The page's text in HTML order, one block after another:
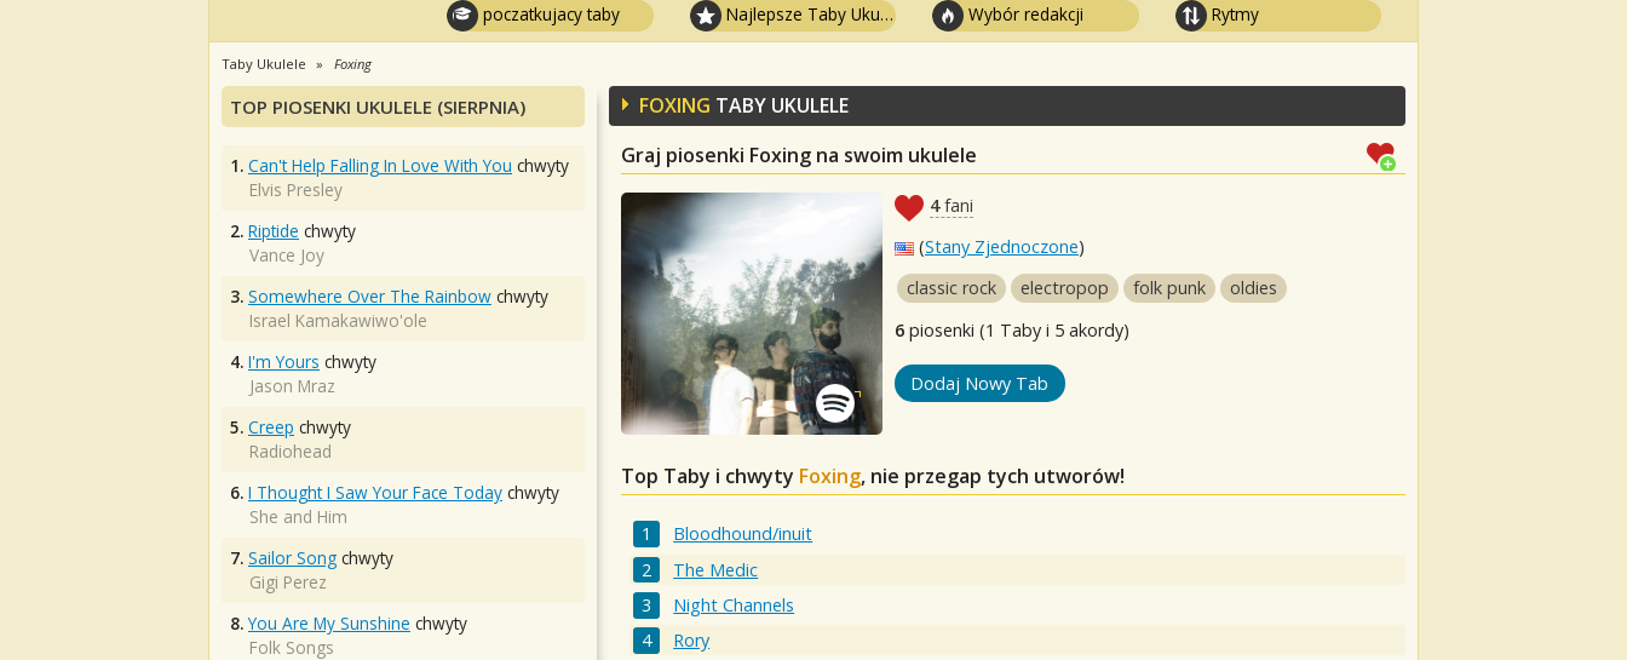
poczatkujacy taby Najlepsze Taby Ukulele Wybór redakcji Rytmy
Taby Ukulele Foxing
FOXING TABY UKULELE
Graj piosenki Foxing na swoim ukulele
4fani
(Stany Zjednoczone)
classic rock
electropop folk punk
oldies
6 piosenki (1 Taby i 5 akordy)
Dodaj Nowy Tab
Top Taby i chwyty Foxing, nie przegap tych utworów!
Bloodhound/inuit
The Medic
Night Channels
Rory
TOP PIOSENKI UKULELE (SIERPNIA)
1. Can't Help Falling In Love With You chwyty
Elvis Presley
2. Riptide chwyty
Vance Joy
3. Somewhere Over The Rainbow chwyty
Israel Kamakawiwo'ole
4. I'm Yours chwyty
Jason Mraz
5. Creep chwyty
Radiohead
6. I Thought I Saw Your Face Today chwyty
She and Him
7. Sailor Song chwyty
Gigi Perez
8. You Are My Sunshine chwyty
Folk Songs